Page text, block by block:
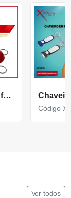
Chaveiro em formato de capacete de segurança X06085
Código
Ver todos